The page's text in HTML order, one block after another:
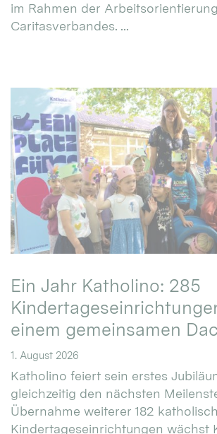
im Rahmen der
Caritasverbandes. ...
Ein Jahr Katholino: 285
einem gemeinsamen
1. August 2026
Katholino feiert sein erstes
gleichzeitig den nächsten
Übernahme weiterer 182
Kindertageseinrichtungen wächst